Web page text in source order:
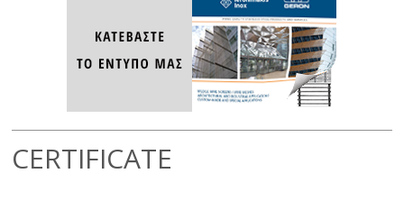
CERTIFICATE